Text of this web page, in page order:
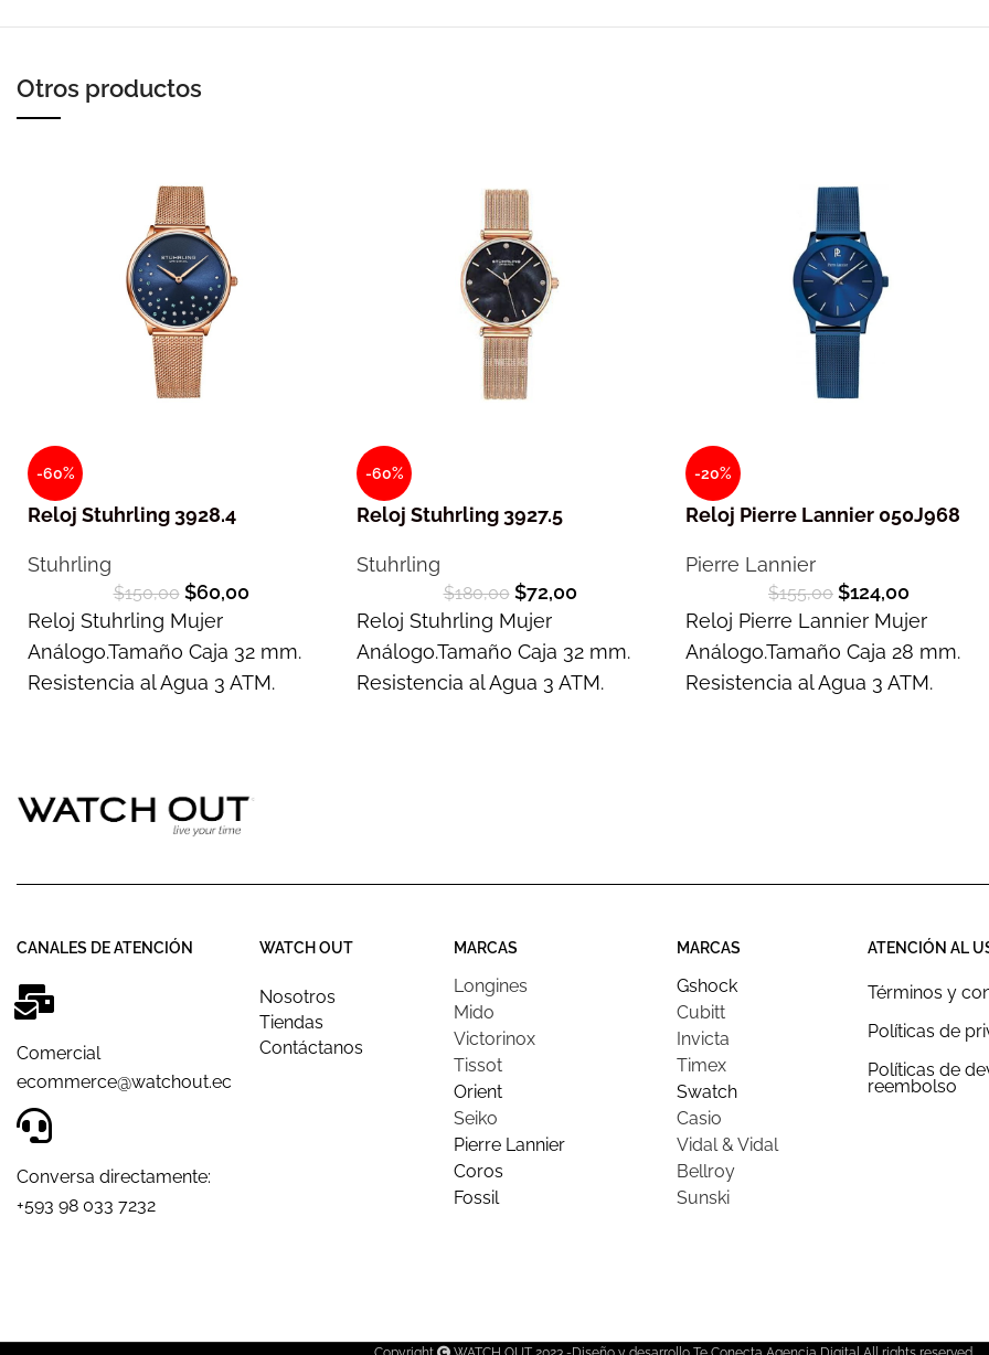
Otros productos
-60%
Reloj Stuhrling 3928.4
Stuhrling
$150,00 $60,00
Reloj Stuhrling Mujer
Análogo.Tamaño Caja 32 mm.
Resistencia al Agua 3 ATM.
-60%
Reloj Stuhrling 3927.5
Stuhrling
$180,00 $72,00
Reloj Stuhrling Mujer
Análogo.Tamaño Caja 32 mm.
Resistencia al Agua 3 ATM.
-20%
Reloj Pierre Lannier 050J968
Pierre Lannier
$155,00 $124,00
Reloj Pierre Lannier Mujer
Análogo.Tamaño Caja 28 mm.
Resistencia al Agua 3 ATM.
CANALES DE ATENCIÓN
Comercial
ecommerce@watchout.ec
Conversa directamente:
+593 98 033 7232
WATCH OUT
Nosotros
Tiendas
Contáctanos
MARCAS
Longines
Mido
Victorinox
Tissot
Orient
Seiko
Pierre Lannier
Coros
Fossil
MARCAS
Gshock
Cubitt
Invicta
Timex
Swatch
Casio
Vidal & Vidal
Bellroy
Sunski
ATENCIÓN AL
Términos y
Políticas de
Políticas de
reembolso